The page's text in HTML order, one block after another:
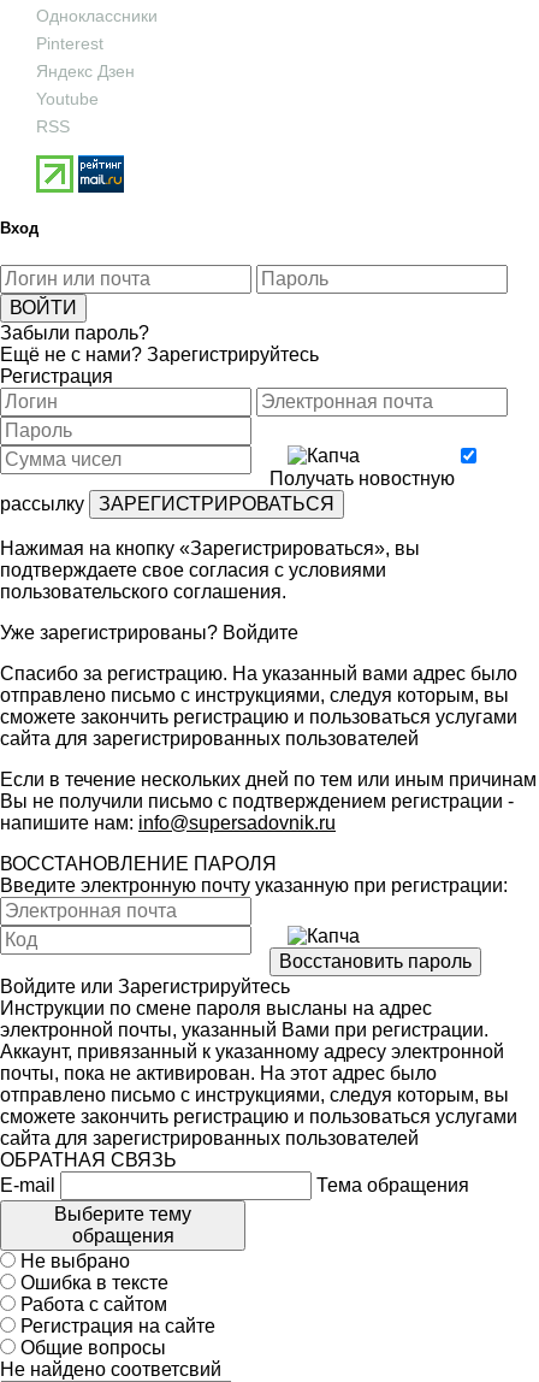
Одноклассники
Pinterest
Яндекс Дзен
Youtube
RSS
Вход
Забыли пароль?
Ещё не с нами? Зарегистрируйтесь
Регистрация
Получать новостную
рассылку
Нажимая на кнопку «Зарегистрироваться», вы
подтверждаете свое согласия с условиями
пользовательского соглашения.
Уже зарегистрированы? Войдите
Спасибо за регистрацию. На указанный вами адрес было
отправлено письмо с инструкциями, следуя которым, вы
сможете закончить регистрацию и пользоваться услугами
сайта для зарегистрированных пользователей
Если в течение нескольких дней по тем или иным причинам
Вы не получили письмо с подтверждением регистрации -
напишите нам: info@supersadovnik.ru
ВОССТАНОВЛЕНИЕ ПАРОЛЯ
Введите электронную почту указанную при регистрации:
Войдите или Зарегистрируйтесь
Инструкции по смене пароля высланы на адрес
электронной почты, указанный Вами при регистрации.
Аккаунт, привязанный к указанному адресу электронной
почты, пока не активирован. На этот адрес было
отправлено письмо с инструкциями, следуя которым, вы
сможете закончить регистрацию и пользоваться услугами
сайта для зарегистрированных пользователей
ОБРАТНАЯ СВЯЗЬ
E-mail
Тема обращения
Выберите тему
обращения
Не выбрано
Ошибка в тексте
Работа с сайтом
Регистрация на сайте
Общие вопросы
Не найдено соответсвий